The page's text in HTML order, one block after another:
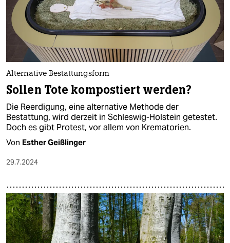
Alternative Bestattungsform
Sollen Tote kompostiert werden?
Die Reerdigung, eine alternative Methode der
Bestattung, wird derzeit in Schleswig-Holstein getestet.
Doch es gibt Protest, vor allem von Krematorien.
Von Esther Geißlinger
29.7.2024